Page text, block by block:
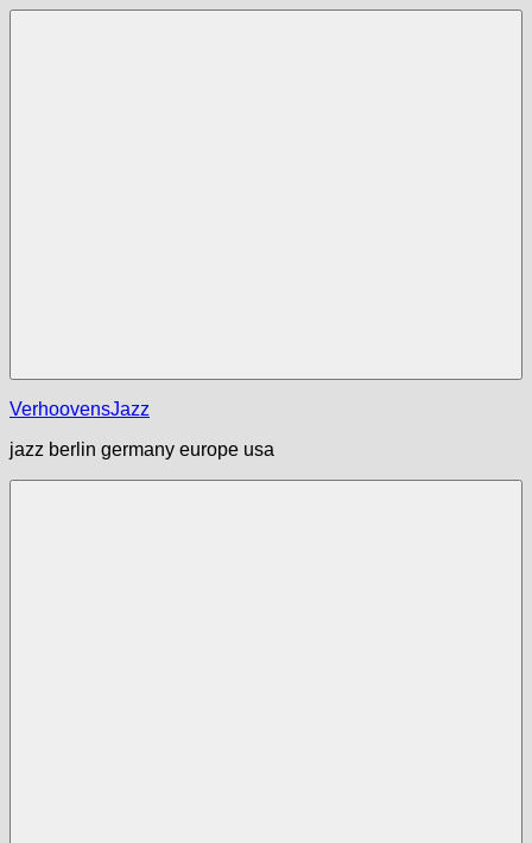
Zum
VerhoovensJazz
jazz berlin germany europe usa